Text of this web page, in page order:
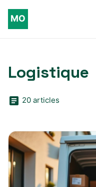
Logistique
20 articles